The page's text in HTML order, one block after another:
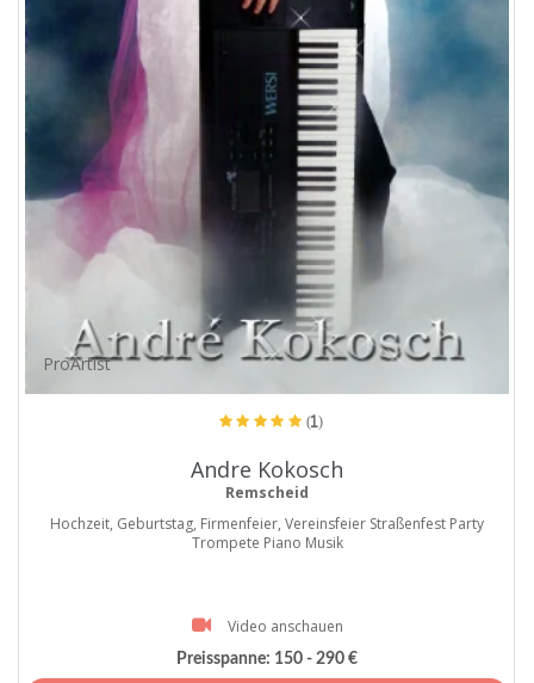
ProArtist
(1)
Andre Kokosch
Remscheid
Hochzeit, Geburtstag, Firmenfeier, Vereinsfeier Straßenfest Party
Trompete Piano Musik
Video anschauen
Preisspanne: 150 - 290 €